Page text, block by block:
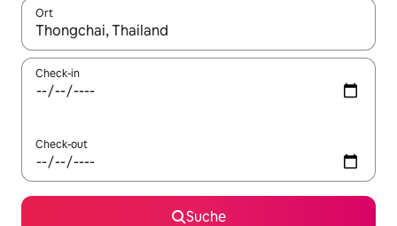
Ort
Wenn Ergebnisse verfügbar sind, navigiere mit den
Check-in
Check-out
Suche